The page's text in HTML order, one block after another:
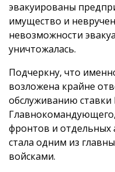
эвакуированы
имущество и
невозможности
уничтожалась.
Подчеркну, что
возложена крайне
обслуживанию ставки
фронтов и отдельных
стала одним из
войсками.